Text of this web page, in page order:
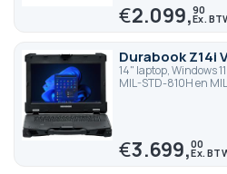
€2.099,90
Durabook Z14i
14" laptop, Windows
MIL-STD-810H en
€3.699,00